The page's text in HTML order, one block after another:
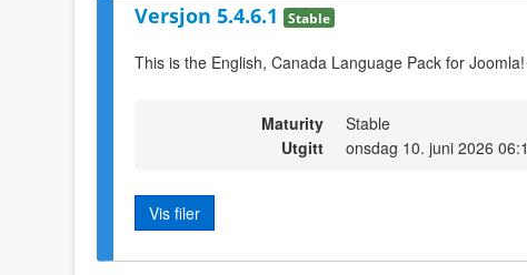
Versjon 5.4.6.1 Stable
This is the English, Canada Language Pack for
Maturity
Stable
Utgitt
onsdag 10. juni 2026
Vis filer